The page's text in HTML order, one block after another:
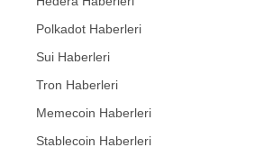
Polkadot Haberleri
Sui Haberleri
Tron Haberleri
Memecoin Haberleri
Stablecoin Haberleri